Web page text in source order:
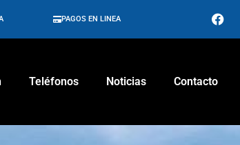
PAGOS EN LINEA
Teléfonos Noticias Contacto